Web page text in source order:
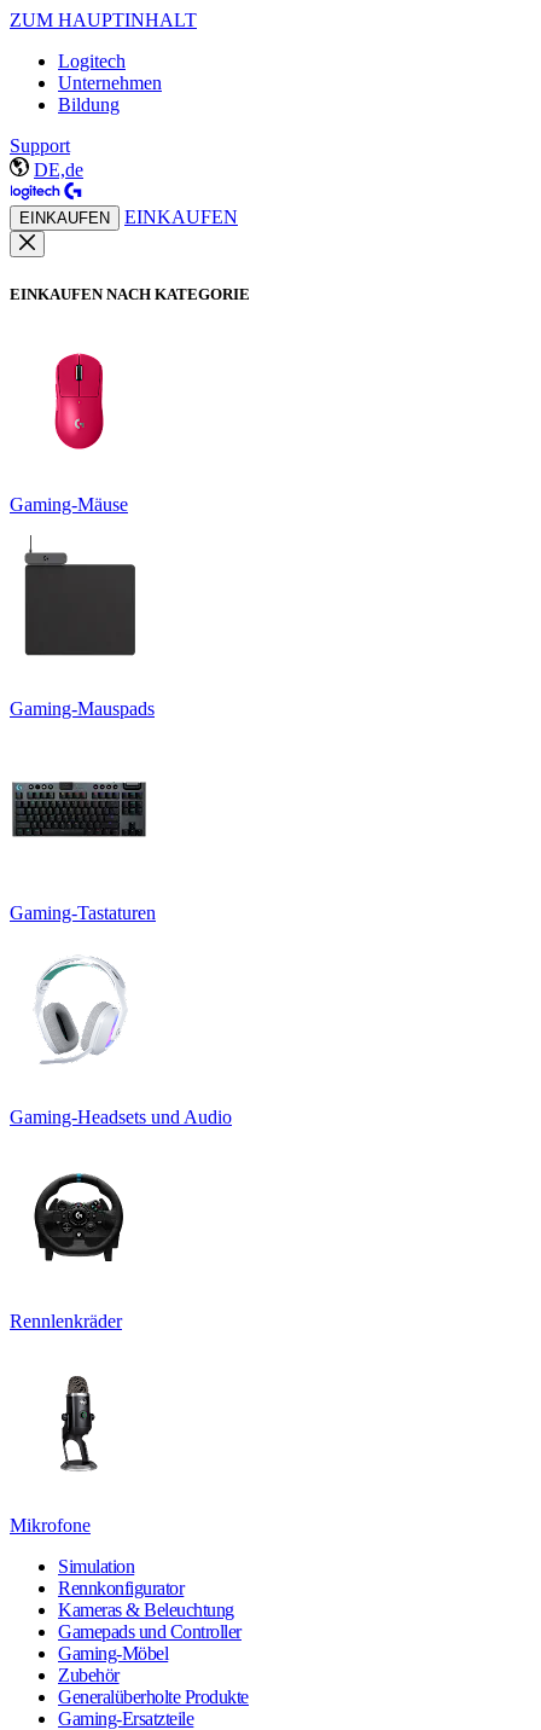
ZUM HAUPTINHALT
Logitech
Unternehmen
Bildung
Support
DE,de
EINKAUFEN EINKAUFEN
EINKAUFEN NACH KATEGORIE
Gaming-Mäuse
Gaming-Mauspads
Gaming-Tastaturen
Gaming-Headsets und Audio
Rennlenkräder
Mikrofone
Simulation
Rennkonfigurator
Kameras & Beleuchtung
Gamepads und Controller
Gaming-Möbel
Zubehör
Generalüberholte Produkte
Gaming-Ersatzteile